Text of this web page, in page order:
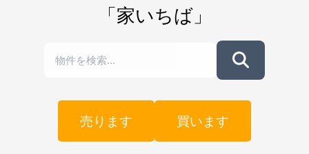
「家いちば」
売ります 買います